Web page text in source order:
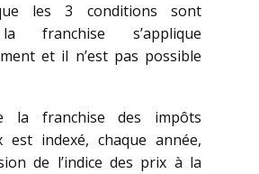
les 3 conditions sont
franchise s’applique
et il n’est pas possible
la franchise des impôts
est indexé, chaque année,
de l’indice des prix à la